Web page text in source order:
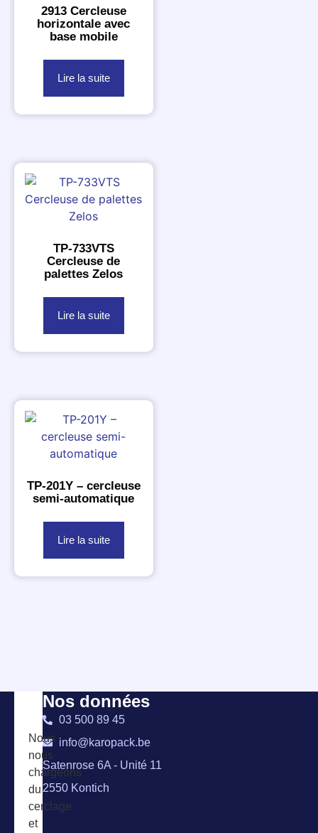
2913 Cercleuse
horizontale avec
base mobile
Lire la suite
TP-733VTS
Cercleuse de
palettes Zelos
Lire la suite
TP-201Y – cercleuse
semi-automatique
Lire la suite
Nos données
03 500 89 45
info@karopack.be
Satenrose 6A - Unité 11
2550 Kontich
Nous
nous
chargeons
du
cerclage
et